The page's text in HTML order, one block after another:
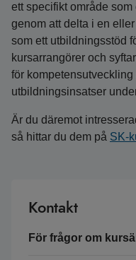
ett specifikt område
genom att delta i en
som ett utbildningsstöd
kursarrangörer och
för
utbildningsinsatser
Är du däremot
så hittar du dem på SK-
Kontakt
För frågor om